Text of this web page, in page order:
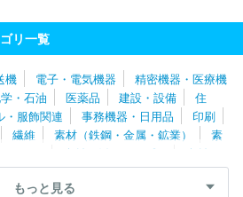
リ一覧
機 電子・電気機器
精密機器・医療機
・石油 医薬品 建設・設備
住
・服飾関連 事務機器・日用品
印刷
繊維 素材（鉄鋼・金属・鉱業）
素
クス）
素材（紙・パルプ）
素材
たばこ・飼料 その他
もっと見る